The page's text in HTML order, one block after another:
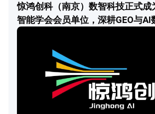
惊鸿创科（南京）数智科技正式成
智能学会会员单位，深耕GEO与AI
业创新